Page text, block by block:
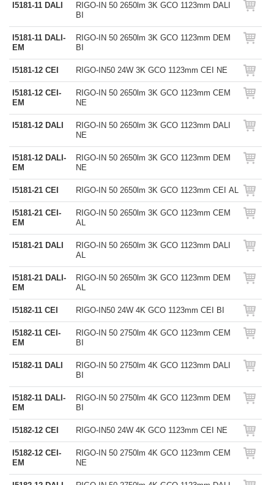
I5181-11 DALI
RIGO-IN 50 2650lm 3K GCO 1123mm DALI
BI
I5181-11 DALI-
EM
RIGO-IN 50 2650lm 3K GCO 1123mm DEM
BI
I5181-12 CEI RIGO-IN50 24W 3K GCO 1123mm CEI NE
I5181-12 CEI-
EM
RIGO-IN 50 2650lm 3K GCO 1123mm CEM
NE
I5181-12 DALI
RIGO-IN 50 2650lm 3K GCO 1123mm DALI
NE
I5181-12 DALI-
EM
RIGO-IN 50 2650lm 3K GCO 1123mm DEM
NE
I5181-21 CEI RIGO-IN 50 2650lm 3K GCO 1123mm CEI AL
I5181-21 CEI-
EM
RIGO-IN 50 2650lm 3K GCO 1123mm CEM
AL
I5181-21 DALI
RIGO-IN 50 2650lm 3K GCO 1123mm DALI
AL
I5181-21 DALI-
EM
RIGO-IN 50 2650lm 3K GCO 1123mm DEM
AL
I5182-11 CEI RIGO-IN50 24W 4K GCO 1123mm CEI BI
I5182-11 CEI-
EM
RIGO-IN 50 2750lm 4K GCO 1123mm CEM
BI
I5182-11 DALI
RIGO-IN 50 2750lm 4K GCO 1123mm DALI
BI
I5182-11 DALI-
EM
RIGO-IN 50 2750lm 4K GCO 1123mm DEM
BI
I5182-12 CEI RIGO-IN50 24W 4K GCO 1123mm CEI NE
I5182-12 CEI-
EM
RIGO-IN 50 2750lm 4K GCO 1123mm CEM
NE